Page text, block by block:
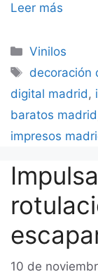
Leer más
Categorías
Vinilos
Etiquetas
decoración
digital madrid,
baratos madrid
impresos
10 de